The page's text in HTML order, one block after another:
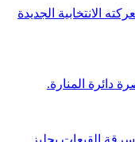
الانتخابية الجديدة
دائرة المنارة.
القبعات بجليز